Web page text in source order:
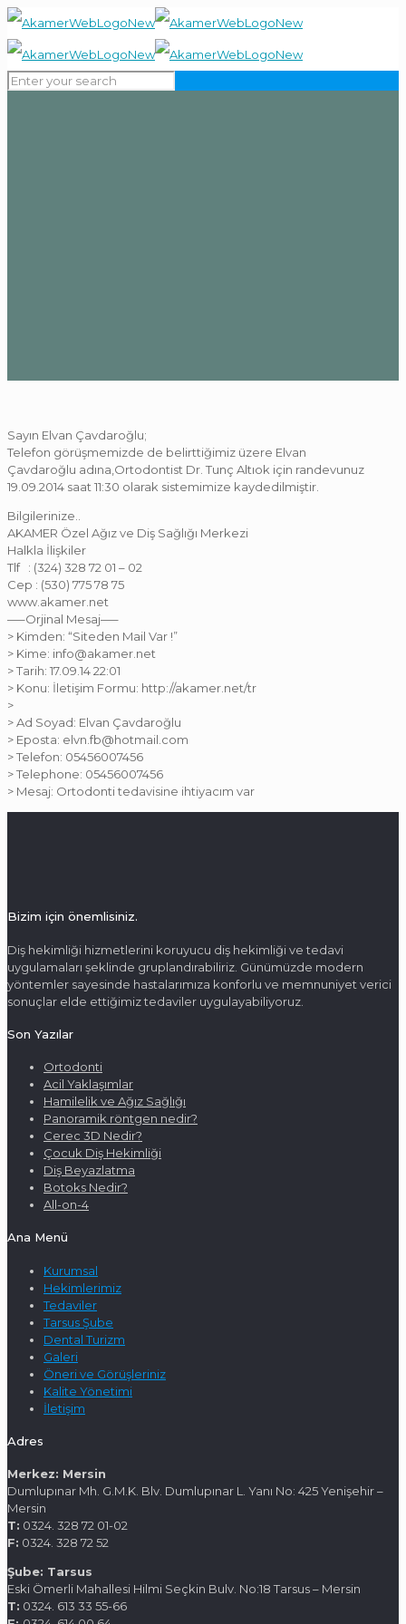
Sayın Elvan Çavdaroğlu;
Telefon görüşmemizde de belirttiğimiz üzere Elvan
Çavdaroğlu adına,Ortodontist Dr. Tunç Altıok için randevunuz
19.09.2014 saat 11:30 olarak sistemimize kaydedilmiştir.
Bilgilerinize..
AKAMER Özel Ağız ve Diş Sağlığı Merkezi
Halkla İlişkiler
Tlf : (324) 328 72 01 – 02
Cep : (530) 775 78 75
www.akamer.net
—–Orjinal Mesaj—–
> Kimden: “Siteden Mail Var !”
> Kime: info@akamer.net
> Tarih: 17.09.14 22:01
> Konu: İletişim Formu: http://akamer.net/tr
>
> Ad Soyad: Elvan Çavdaroğlu
> Eposta: elvn.fb@hotmail.com
> Telefon: 05456007456
> Telephone: 05456007456
> Mesaj: Ortodonti tedavisine ihtiyacım var
Bizim için önemlisiniz.
Diş hekimliği hizmetlerini koruyucu diş hekimliği ve tedavi
uygulamaları şeklinde gruplandırabiliriz. Günümüzde modern
yöntemler sayesinde hastalarımıza konforlu ve memnuniyet verici
sonuçlar elde ettiğimiz tedaviler uygulayabiliyoruz.
Son Yazılar
Ortodonti
Acil Yaklaşımlar
Hamilelik ve Ağız Sağlığı
Panoramik röntgen nedir?
Cerec 3D Nedir?
Çocuk Diş Hekimliği
Diş Beyazlatma
Botoks Nedir?
All-on-4
Ana Menü
Kurumsal
Hekimlerimiz
Tedaviler
Tarsus Şube
Dental Turizm
Galeri
Öneri ve Görüşleriniz
Kalite Yönetimi
İletişim
Adres
Merkez: Mersin
Dumlupınar Mh. G.M.K. Blv. Dumlupınar L. Yanı No: 425 Yenişehir –
Mersin
T: 0324. 328 72 01-02
F: 0324. 328 72 52
Şube: Tarsus
Eski Ömerli Mahallesi Hilmi Seçkin Bulv. No:18 Tarsus – Mersin
T: 0324. 613 33 55-66